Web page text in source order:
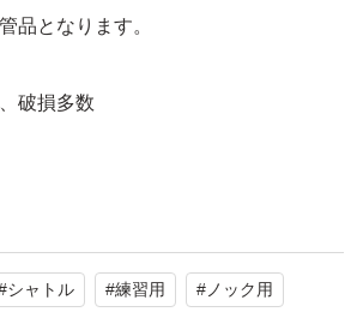
品となります。
破損多数
します。
シャトル #練習用 #ノック用